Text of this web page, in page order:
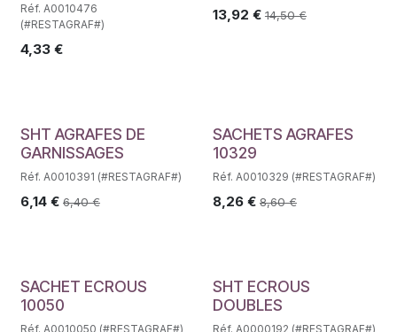
Réf. A0010476
(#RESTAGRAF#)
4,33 €
13,92 € 14,50€
SHT AGRAFES DE
GARNISSAGES
Réf. A0010391 (#RESTAGRAF#)
6,14 € 6,40€
SACHETS AGRAFES
10329
Réf. A0010329 (#RESTAGRAF#)
8,26€ 8,60€
SACHET ECROUS
10050
Réf. A0010050 (#RESTAGRAF#)
SHT ECROUS
DOUBLES
Réf. A0000192 (#RESTAGRAF#)